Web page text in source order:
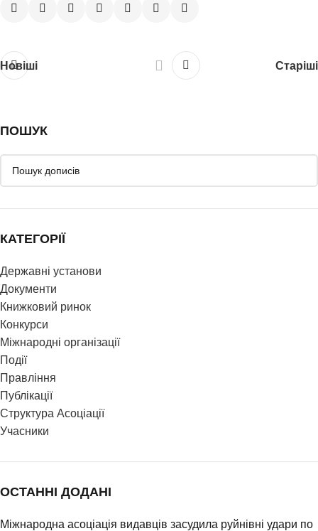
Новіші Старіші
ПОШУК
КАТЕГОРІЇ
Державні установи
Документи
Книжковий ринок
Конкурси
Міжнародні організації
Події
Правління
Публікації
Структура Асоціації
Учасники
ОСТАННІ ДОДАНІ
Міжнародна асоціація видавців засудила руйнівні удари по